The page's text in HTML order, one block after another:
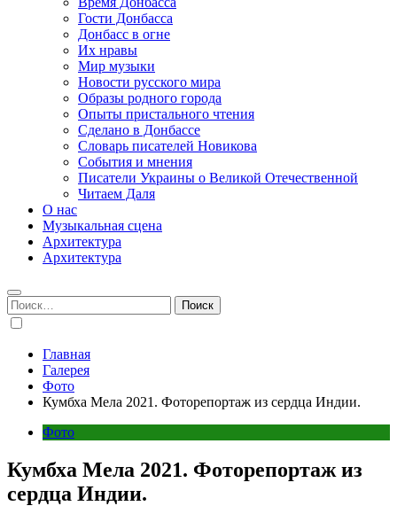
Гости Донбасса
Донбасс в огне
Их нравы
Мир музыки
Новости русского мира
Образы родного города
Опыты пристального чтения
Сделано в Донбассе
Словарь писателей Новикова
События и мнения
Писатели Украины о Великой Отечественной
Читаем Даля
О нас
Музыкальная сцена
Архитектура
Архитектура
Найти:
Главная
Галерея
Фото
Кумбха Мела 2021. Фоторепортаж из сердца Индии.
Фото
Кумбха Мела 2021. Фоторепортаж из
сердца Индии.